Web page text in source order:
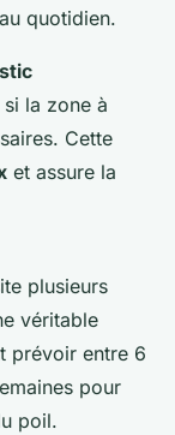
quotidien.
la zone à
Cette
et assure la
plusieurs
véritable
prévoir entre 6
pour
poil.